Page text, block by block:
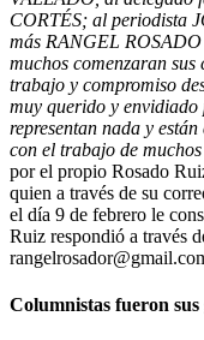
CORTÉS; al periodista
más RANGEL
muchos comenzaran
trabajo y compromiso
muy querido y
representan nada y
con el trabajo de muchos
por el propio Rosado
quien a través de su
el día 9 de febrero le
Ruiz respondió a través
Columnistas fueron